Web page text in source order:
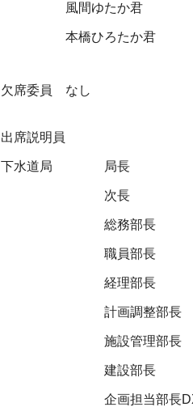
風間ゆたか君
本橋ひろたか君
欠席委員 なし
出席説明員
下水道局 局長
次長
総務部長
職員部長
経理部長
計画調整部長
施設管理部長
建設部長
企画担当部長